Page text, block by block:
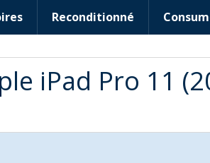
Reconditionné
iPad Pro 11